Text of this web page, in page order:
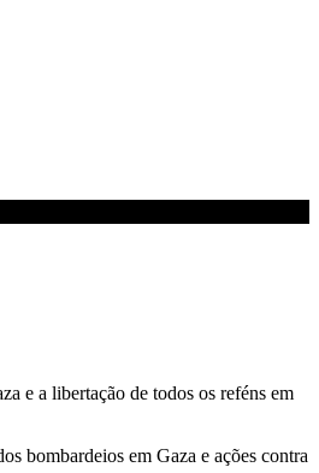
e a libertação de todos os reféns em
bombardeios em Gaza e ações contra